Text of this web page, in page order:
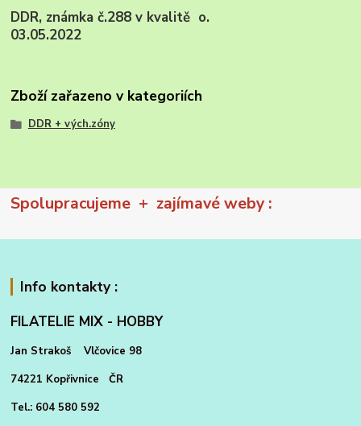
DDR, známka č.288 v kvalitě o.
03.05.2022
Zboží zařazeno v kategoriích
DDR + vých.zóny
Spolupracujeme + zajímavé weby :
Info kontakty :
FILATELIE MIX - HOBBY
Jan Strakoš Vlčovice 98
74221 Kopřivnice ČR
Tel.: 604 580 592